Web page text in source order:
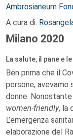
Autori:
Ambrosianeum
A cura di:
Milano 2020
La salute, il pane e
Ben prima che il
persone,
donne.
women-friendly, la
L’emergenza
elaborazione del